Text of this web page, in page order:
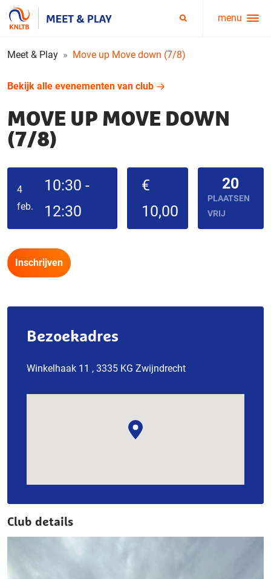
Service
menu
menu
Meet & Play Move up Move down (7/8)
Bekijk alle evenementen van club
MOVE UP MOVE DOWN
(7/8)
4
feb.
10:30 -
12:30
€
10,00
20
PLAATSEN
VRIJ
Inschrijven
Bezoekadres
Winkelhaak 11 , 3335 KG Zwijndrecht
Club details